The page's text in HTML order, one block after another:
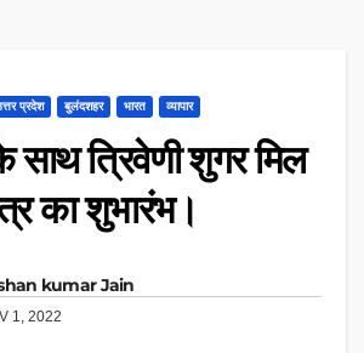
प्रदेश बुलंदशहर भारत व्यापार
साथ त्रिवेणी शुगर मिल
का शुभारंभ।
kumar Jain
1, 2022